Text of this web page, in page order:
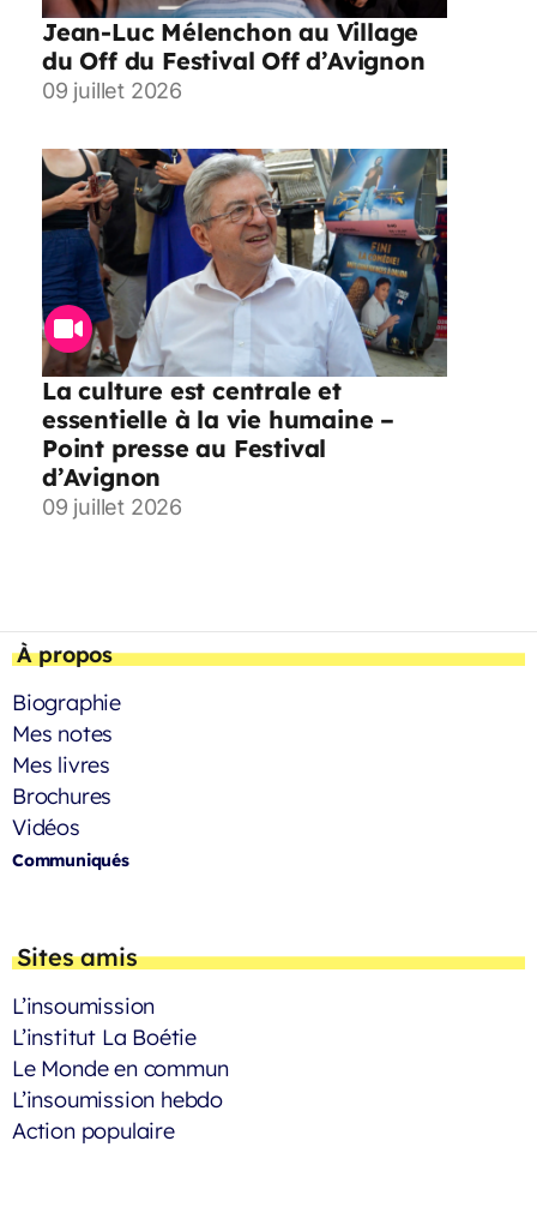
Jean-Luc Mélenchon au Village
du Off du Festival Off d’Avignon
09 juillet 2026
La culture est centrale et
essentielle à la vie humaine –
Point presse au Festival
d’Avignon
09 juillet 2026
À propos
Biographie
Mes notes
Mes livres
Brochures
Vidéos
Communiqués
Sites amis
L’insoumission
L’institut La Boétie
Le Monde en commun
L’insoumission hebdo
Action populaire